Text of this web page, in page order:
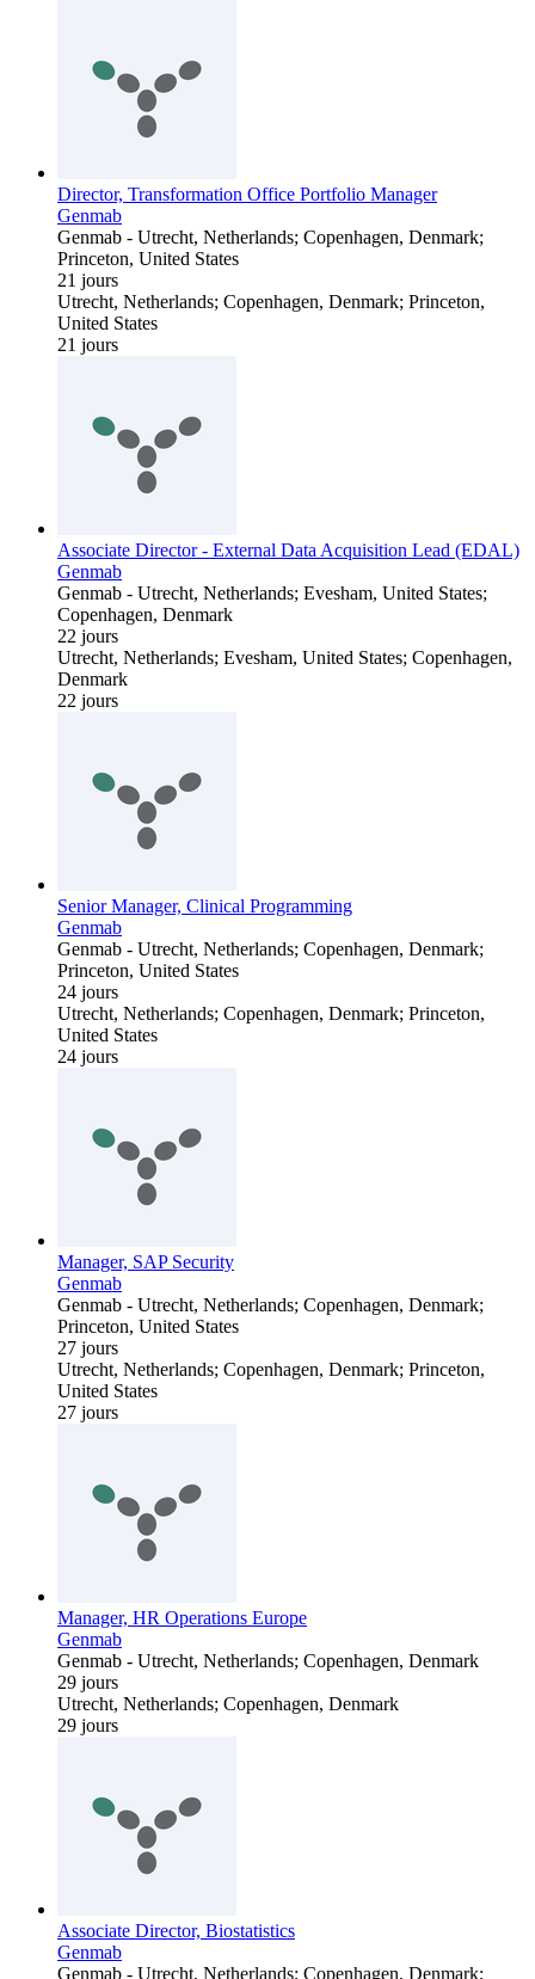
Director, Transformation Office Portfolio Manager
Genmab
Genmab - Utrecht, Netherlands; Copenhagen, Denmark;
Princeton, United States
21 jours
Utrecht, Netherlands; Copenhagen, Denmark; Princeton,
United States
21 jours
Associate Director - External Data Acquisition Lead (EDAL)
Genmab
Genmab - Utrecht, Netherlands; Evesham, United States;
Copenhagen, Denmark
22 jours
Utrecht, Netherlands; Evesham, United States; Copenhagen,
Denmark
22 jours
Senior Manager, Clinical Programming
Genmab
Genmab - Utrecht, Netherlands; Copenhagen, Denmark;
Princeton, United States
24 jours
Utrecht, Netherlands; Copenhagen, Denmark; Princeton,
United States
24 jours
Manager, SAP Security
Genmab
Genmab - Utrecht, Netherlands; Copenhagen, Denmark;
Princeton, United States
27 jours
Utrecht, Netherlands; Copenhagen, Denmark; Princeton,
United States
27 jours
Manager, HR Operations Europe
Genmab
Genmab - Utrecht, Netherlands; Copenhagen, Denmark
29 jours
Utrecht, Netherlands; Copenhagen, Denmark
29 jours
Associate Director, Biostatistics
Genmab
Genmab - Utrecht, Netherlands; Copenhagen, Denmark;